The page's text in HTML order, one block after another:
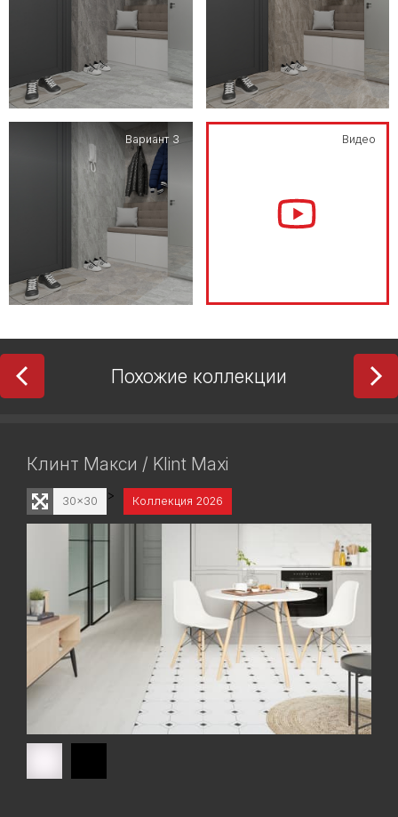
Вариант 3 Видео
Похожие коллекции
Клинт Макси / Klint Maxi
>
30x30 Коллекция 2026